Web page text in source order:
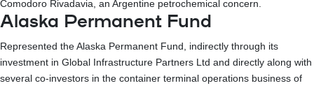
Comodoro Rivadavia, an Argentine petrochemical concern.
Alaska Permanent Fund
Represented the Alaska Permanent Fund, indirectly through its
investment in Global Infrastructure Partners Ltd and directly along with
several co-investors in the container terminal operations business of